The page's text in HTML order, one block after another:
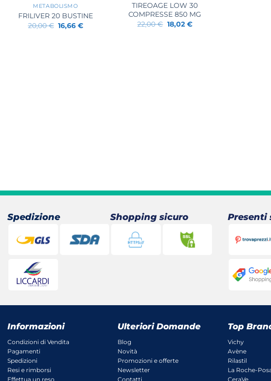
METABOLISMO
FRILIVER 20 BUSTINE
20,00€ Il
prezzo
16,66 €Il
TIREOAGE LOW 30
COMPRESSE 850 MG
22,00€ Il
prezzo
18,02 €Il
Spedizione Shopping sicuro Presenti
Informazioni
Condizioni di Vendita
Pagamenti
Spedizioni
Resi e rimborsi
Effettua un reso
Ulteriori Domande
Blog
Novità
Promozioni e offerte
Newsletter
Contatti
Top
Vichy
Avène
Rilastil
La Roche-
CeraVe